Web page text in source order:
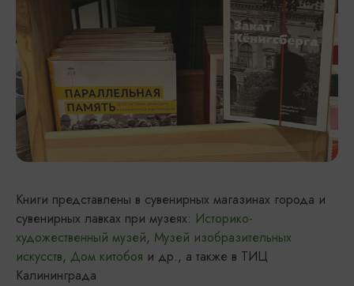
Книги представлены в сувенирных магазинах города и
сувенирных лавках при музеях: Историко-
художественный музей, Музей изобразительных
искусств, Дом китобоя и др., а также в ТИЦ
Калининграда